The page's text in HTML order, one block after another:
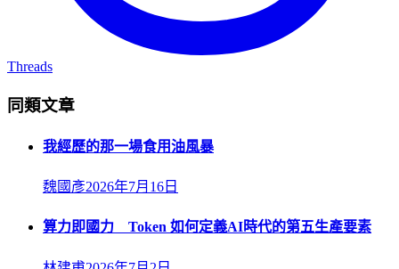
Threads
同類文章
我經歷的那一場食用油風暴
魏國彥2026年7月16日
算力即國力 Token 如何定義AI時代的第五生產要素